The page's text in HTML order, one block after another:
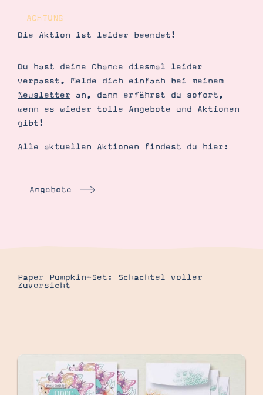
Ordnungstipps
ACHTUNG
Die Aktion ist leider beendet!
Du hast deine Chance diesmal leider
verpasst. Melde dich einfach bei meinem
Newsletter an, dann erfährst du sofort,
wenn es wieder tolle Angebote und Aktionen
gibt!
Alle aktuellen Aktionen findest du hier:
Angebote
Paper Pumpkin-Set: Schachtel voller
Zuversicht